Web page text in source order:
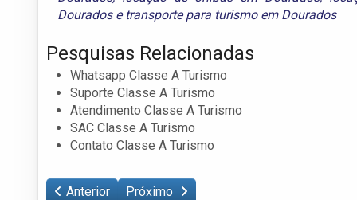
Douradose transporte para turismo em Dourados
Pesquisas Relacionadas
Whatsapp Classe A Turismo
Suporte Classe A Turismo
Atendimento Classe A Turismo
SAC Classe A Turismo
Contato Classe A Turismo
Anterior Próximo